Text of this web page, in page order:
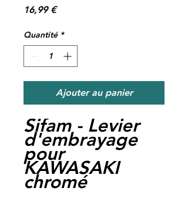
16,99 €Prix
Quantité *
Ajouter au panier
Sifam - Levier
d'embrayage
pour
KAWASAKI
chromé